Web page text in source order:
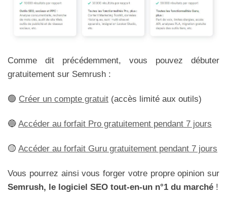
Comme dit précédemment, vous pouvez débuter
gratuitement sur Semrush :
🟢 Créer un compte gratuit (accès limité aux outils)
🔵 Accéder au forfait Pro gratuitement pendant 7 jours
🟡 Accéder au forfait Guru gratuitement pendant 7 jours
Vous pourrez ainsi vous forger votre propre opinion sur
Semrush, le logiciel SEO tout-en-un n°1 du marché !